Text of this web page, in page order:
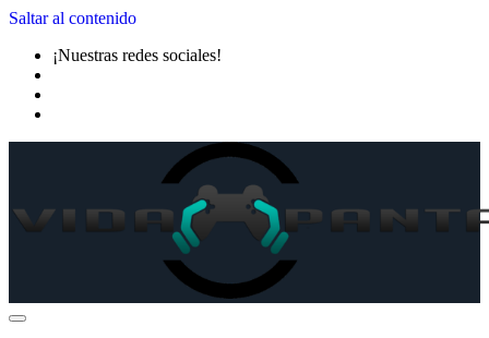
Saltar al contenido
¡Nuestras redes sociales!